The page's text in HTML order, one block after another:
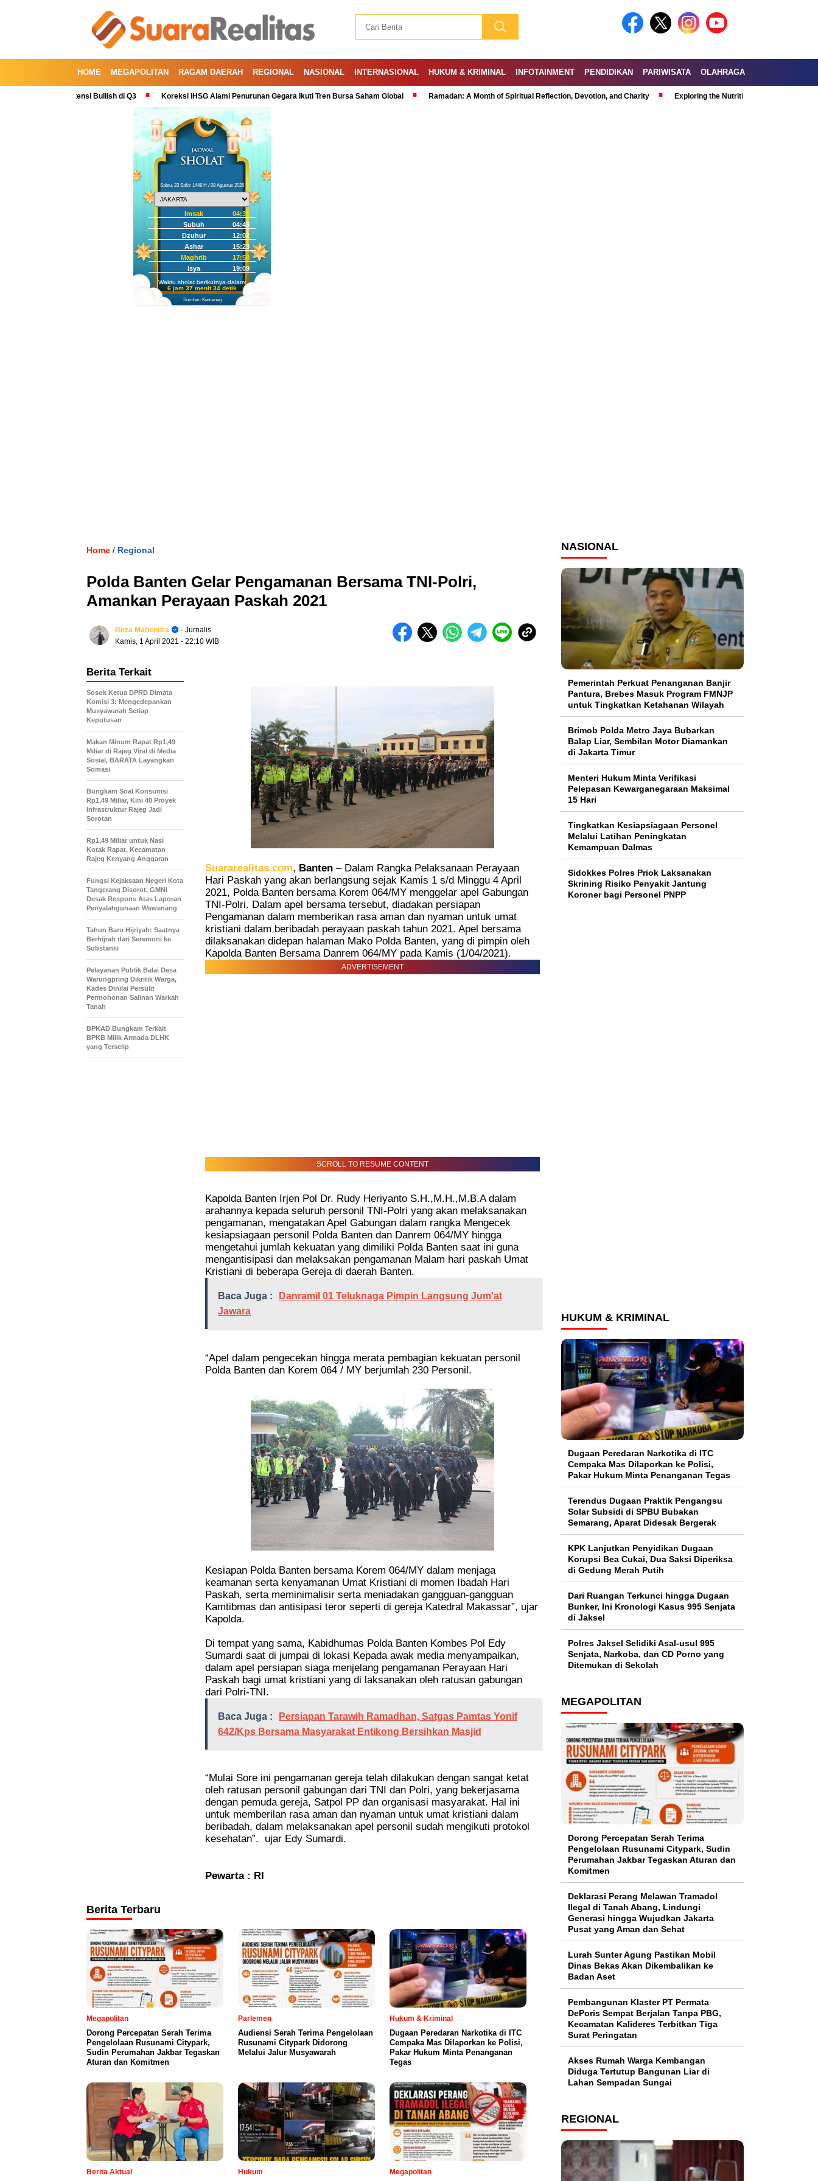
HOME MEGAPOLITAN RAGAM DAERAH REGIONAL NASIONAL INTERNASIONAL HUKUM & KRIMINAL INFOTAINMENT PENDIDIKAN PARIWISATA OLAHRAGA
Potensi Bullish di Q3 Koreksi IHSG Alami Penurunan Gegara Ikuti Tren Bursa Saham Global Ramadan: A Month of Spiritual Reflection, Devotion, and Charity Exploring the Nutritional Benefits of Fruits in a
Sabtu, 23 Safar 1448 H / 08 Agustus 2026
Imsak
04:35
Subuh
04:45
Dzuhur
12:02
Ashar
15:23
Maghrib
17:58
Isya
19:09
Waktu sholat berikutnya dalam:
6 jam 37 menit 33 detik
Sumber: Kemenag
Home / Regional
Polda Banten Gelar Pengamanan Bersama TNI-Polri,
Amankan Perayaan Paskah 2021
Reza Mahendra
- Jurnalis
Kamis, 1 April 2021 - 22:10 WIB
Suararealitas.com, Banten – Dalam Rangka Pelaksanaan Perayaan
Hari Paskah yang akan berlangsung sejak Kamis 1 s/d Minggu 4 April
2021, Polda Banten bersama Korem 064/MY menggelar apel Gabungan
TNI-Polri. Dalam apel bersama tersebut, diadakan persiapan
Pengamanan dalam memberikan rasa aman dan nyaman untuk umat
kristiani dalam beribadah perayaan paskah tahun 2021. Apel bersama
dilaksanakan didepan halaman Mako Polda Banten, yang di pimpin oleh
Kapolda Banten Bersama Danrem 064/MY pada Kamis (1/04/2021).
ADVERTISEMENT
SCROLL TO RESUME CONTENT
Kapolda Banten Irjen Pol Dr. Rudy Heriyanto S.H.,M.H.,M.B.A dalam
arahannya kepada seluruh personil TNI-Polri yang akan melaksanakan
pengamanan, mengatakan Apel Gabungan dalam rangka Mengecek
kesiapsiagaan personil Polda Banten dan Danrem 064/MY hingga
mengetahui jumlah kekuatan yang dimiliki Polda Banten saat ini guna
mengantisipasi dan melaksakan pengamanan Malam hari paskah Umat
Kristiani di beberapa Gereja di daerah Banten.
Baca Juga :
Danramil 01 Teluknaga Pimpin Langsung Jum'at
Jawara
“Apel dalam pengecekan hingga merata pembagian kekuatan personil
Polda Banten dan Korem 064 / MY berjumlah 230 Personil.
Kesiapan Polda Banten bersama Korem 064/MY dalam menjaga
keamanan serta kenyamanan Umat Kristiani di momen Ibadah Hari
Paskah, serta meminimalisir serta meniadakan gangguan-gangguan
Kamtibmas dan antisipasi teror seperti di gereja Katedral Makassar”, ujar
Kapolda.
Di tempat yang sama, Kabidhumas Polda Banten Kombes Pol Edy
Sumardi saat di jumpai di lokasi Kepada awak media menyampaikan,
dalam apel persiapan siaga menjelang pengamanan Perayaan Hari
Paskah bagi umat kristiani yang di laksanakan oleh ratusan gabungan
dari Polri-TNI.
Baca Juga :
Persiapan Tarawih Ramadhan, Satgas Pamtas Yonif
642/Kps Bersama Masyarakat Entikong Bersihkan Masjid
“Mulai Sore ini pengamanan gereja telah dilakukan dengan sangat ketat
oleh ratusan personil gabungan dari TNI dan Polri, yang bekerjasama
dengan pemuda gereja, Satpol PP dan organisasi masyarakat. Hal ini
untuk memberilan rasa aman dan nyaman untuk umat kristiani dalam
beribadah, dalam melaksanakan apel personil sudah mengikuti protokol
kesehatan”.
ujar Edy Sumardi.
Pewarta : RI
Berita Terkait
Sosok Ketua DPRD Dimata
Komisi 3: Mengedepankan
Musyawarah Setiap
Keputusan
Makan Minum Rapat Rp1,49
Miliar di Rajeg Viral di Media
Sosial, BARATA Layangkan
Somasi
Bungkam Soal Konsumsi
Rp1,49 Miliar, Kini 40 Proyek
Infrastruktur Rajeg Jadi
Sorotan
Rp1,49 Miliar untuk Nasi
Kotak Rapat, Kecamatan
Rajeg Kenyang Anggaran
Fungsi Kejaksaan Negeri Kota
Tangerang Disorot, GMNI
Desak Respons Atas Laporan
Penyalahgunaan Wewenang
Tahun Baru Hijriyah: Saatnya
Berhijrah dari Seremoni ke
Substansi
Pelayanan Publik Balai Desa
Warungpring Dikritik Warga,
Kades Dinilai Persulit
Permohonan Salinan Warkah
Tanah
BPKAD Bungkam Terkait
BPKB Milik Armada DLHK
yang Terselip
Berita Terbaru
Megapolitan
Dorong Percepatan Serah Terima
Pengelolaan Rusunami Citypark,
Sudin Perumahan Jakbar Tegaskan
Aturan dan Komitmen
Parlemen
Audiensi Serah Terima Pengelolaan
Rusunami Citypark Didorong
Melalui Jalur Musyawarah
Hukum & Kriminal
Dugaan Peredaran Narkotika di ITC
Cempaka Mas Dilaporkan ke Polisi,
Pakar Hukum Minta Penanganan
Tegas
Berita Aktual Hukum Megapolitan
NASIONAL
Pemerintah Perkuat Penanganan Banjir
Pantura, Brebes Masuk Program FMNJP
untuk Tingkatkan Ketahanan Wilayah
Brimob Polda Metro Jaya Bubarkan
Balap Liar, Sembilan Motor Diamankan
di Jakarta Timur
Menteri Hukum Minta Verifikasi
Pelepasan Kewarganegaraan Maksimal
15 Hari
Tingkatkan Kesiapsiagaan Personel
Melalui Latihan Peningkatan
Kemampuan Dalmas
Sidokkes Polres Priok Laksanakan
Skrining Risiko Penyakit Jantung
Koroner bagi Personel PNPP
HUKUM & KRIMINAL
Dugaan Peredaran Narkotika di ITC
Cempaka Mas Dilaporkan ke Polisi,
Pakar Hukum Minta Penanganan Tegas
Terendus Dugaan Praktik Pengangsu
Solar Subsidi di SPBU Bubakan
Semarang, Aparat Didesak Bergerak
KPK Lanjutkan Penyidikan Dugaan
Korupsi Bea Cukai, Dua Saksi Diperiksa
di Gedung Merah Putih
Dari Ruangan Terkunci hingga Dugaan
Bunker, Ini Kronologi Kasus 995 Senjata
di Jaksel
Polres Jaksel Selidiki Asal-usul 995
Senjata, Narkoba, dan CD Porno yang
Ditemukan di Sekolah
MEGAPOLITAN
Dorong Percepatan Serah Terima
Pengelolaan Rusunami Citypark, Sudin
Perumahan Jakbar Tegaskan Aturan dan
Komitmen
Deklarasi Perang Melawan Tramadol
Ilegal di Tanah Abang, Lindungi
Generasi hingga Wujudkan Jakarta
Pusat yang Aman dan Sehat
Lurah Sunter Agung Pastikan Mobil
Dinas Bekas Akan Dikembalikan ke
Badan Aset
Pembangunan Klaster PT Permata
DePoris Sempat Berjalan Tanpa PBG,
Kecamatan Kalideres Terbitkan Tiga
Surat Peringatan
Akses Rumah Warga Kembangan
Diduga Tertutup Bangunan Liar di
Lahan Sempadan Sungai
REGIONAL